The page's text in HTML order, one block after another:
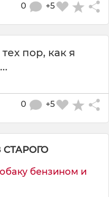
+5
0
пор, как я
+5
0
бензином и